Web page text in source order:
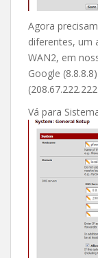
Agora
diferentes, um
WAN2, em
Google
Vá para